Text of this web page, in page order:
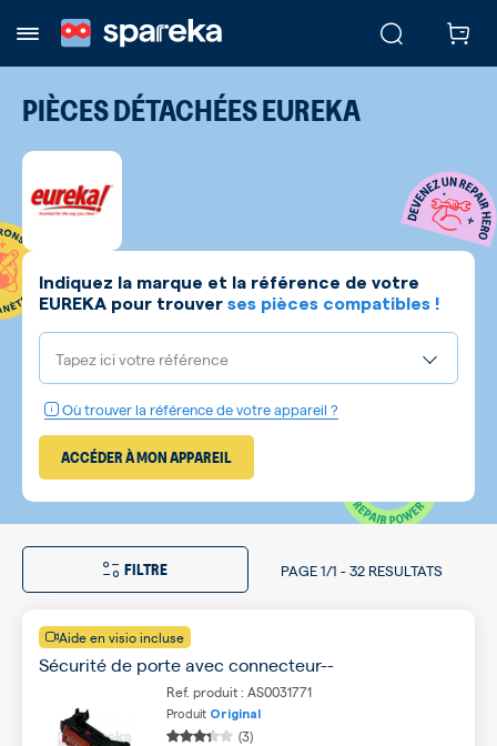
PIÈCES DÉTACHÉESEUREKA
Indiquez la marque et la référence de votre
EUREKA pour trouver ses pièces compatibles !
Tapez ici votre référence
Où trouver la référence de votre appareil ?
ACCÉDER À MON APPAREIL
FILTRE PAGE1/1 -32 RESULTATS
Aide en visio incluse
Sécurité de porte avec connecteur--
Ref. produit : AS0031771
Produit Original
(3)